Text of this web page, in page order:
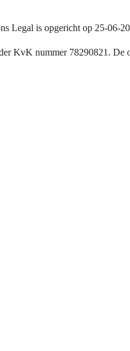
Legal is opgericht op 25-06-
KvK nummer 78290821. De